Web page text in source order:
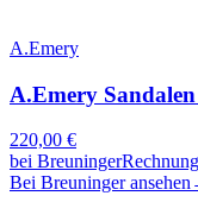
A.Emery
A.Emery
220,00 €
bei Breuninger
Bei Breuninger ansehen